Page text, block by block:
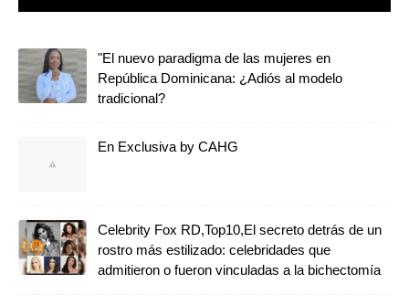
"El nuevo paradigma de las mujeres en
República Dominicana: ¿Adiós al modelo
tradicional?
En Exclusiva by CAHG
Celebrity Fox RD,Top10,El secreto detrás de un
rostro más estilizado: celebridades que
admitieron o fueron vinculadas a la bichectomía